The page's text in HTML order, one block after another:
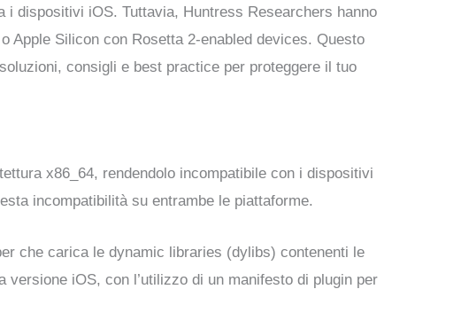
i dispositivi iOS. Tuttavia, Huntress Researchers hanno
Apple Silicon con Rosetta 2-enabled devices. Questo
consigli e best practice per proteggere il tuo
x86_64, rendendolo incompatibile con i dispositivi
incompatibilità su entrambe le piattaforme.
che carica le dynamic libraries (dylibs) contenenti le
iOS, con l’utilizzo di un manifesto di plugin per